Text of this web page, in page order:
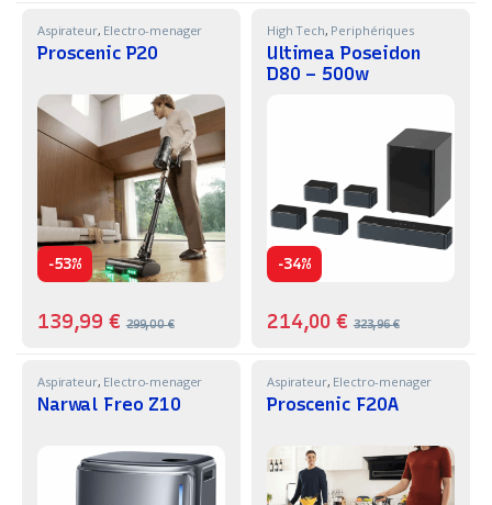
Aspirateur, Electro-menager
Proscenic P20
-53%
139,99€ 299,00€
High Tech, Periphériques
Ultimea Poseidon
D80 – 500w
-34%
214,00€ 323,96€
Aspirateur, Electro-menager
Narwal Freo Z10
Aspirateur, Electro-menager
Proscenic F20A